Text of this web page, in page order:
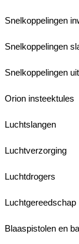
Snelkoppelingen
Snelkoppelingen
Snelkoppelingen
Orion insteektules
Luchtslangen
Luchtverzorging
Luchtdrogers
Luchtgereedschap
Blaaspistolen en